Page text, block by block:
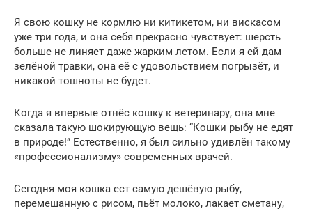
Я свою кошку не кормлю ни китикетом, ни вискасом
уже три года, и она себя прекрасно чувствует: шерсть
больше не линяет даже жарким летом. Если я ей дам
зелёной травки, она её с удовольствием погрызёт, и
никакой тошноты не будет.
Когда я впервые отнёс кошку к ветеринару, она мне
сказала такую шокирующую вещь: “Кошки рыбу не едят
в природе!” Естественно, я был сильно удивлён такому
«профессионализму» современных врачей.
Сегодня моя кошка ест самую дешёвую рыбу,
перемешанную с рисом, пьёт молоко, лакает сметану,